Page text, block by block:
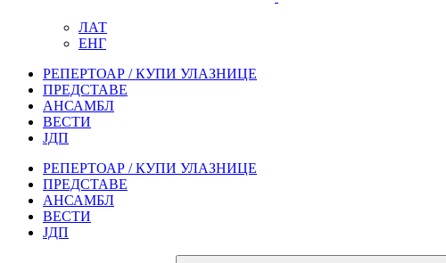
ЛАТ
ЕНГ
РЕПЕРТОАР / КУПИ УЛАЗНИЦЕ
ПРЕДСТАВЕ
АНСАМБЛ
ВЕСТИ
ЈДП
РЕПЕРТОАР / КУПИ УЛАЗНИЦЕ
ПРЕДСТАВЕ
АНСАМБЛ
ВЕСТИ
ЈДП